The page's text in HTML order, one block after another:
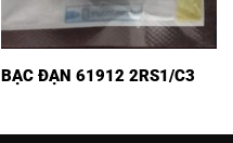
BẠC ĐẠN 61912 2RS1/C3